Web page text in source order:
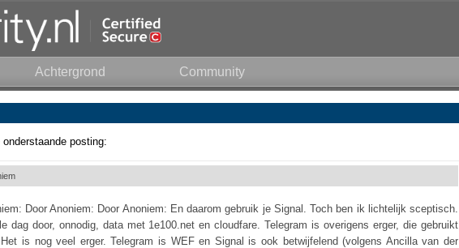
Achtergrond Community
posting:
Door Anoniem: Door Anoniem: En daarom gebruik je Signal. Toch ben ik lichtelijk sceptisch.
dag door, onnodig, data met 1e100.net en cloudfare. Telegram is overigens erger, die gebruikt
is nog veel erger. Telegram is WEF en Signal is ook betwijfelend (volgens Ancilla van der